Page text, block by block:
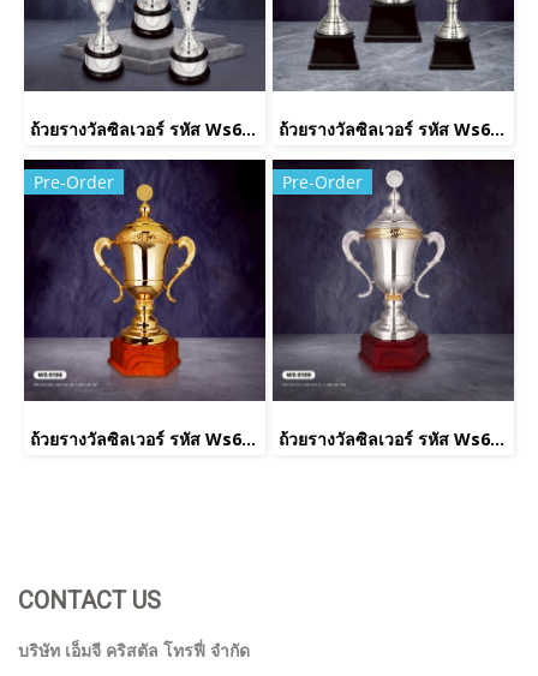
ถ้วยรางวัลซิลเวอร์ รหัส Ws6232 ถ้วยรางวัลซิลเวอร์ รหัส Ws6222
Pre-Order
ถ้วยรางวัลซิลเวอร์ รหัส Ws6198
Pre-Order
ถ้วยรางวัลซิลเวอร์ รหัส Ws6199
CONTACT US
บริษัท เอ็มจี คริสตัล โทรฟี่ จำกัด